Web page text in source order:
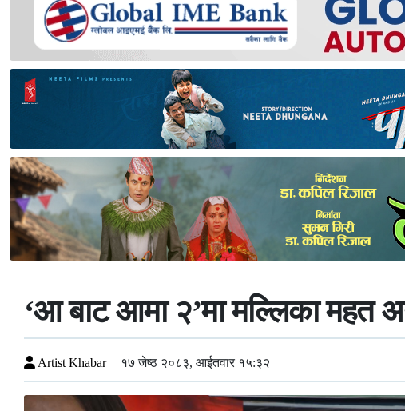
‘आ बाट आमा २’मा मल्लिका महत
Artist Khabar १७ जेष्ठ २०८३, आईतवार १५:३२